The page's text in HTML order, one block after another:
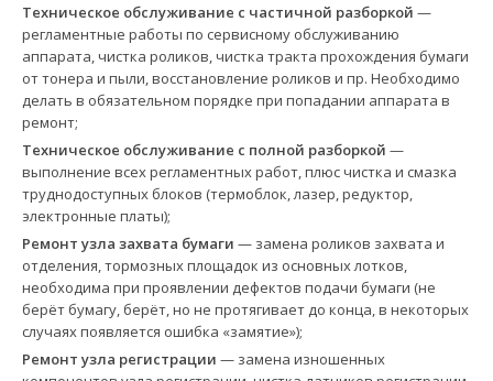
Техническое обслуживание с частичной разборкой —
регламентные работы по сервисному обслуживанию
аппарата, чистка роликов, чистка тракта прохождения бумаги
от тонера и пыли, восстановление роликов и пр. Необходимо
делать в обязательном порядке при попадании аппарата в
ремонт;
Техническое обслуживание с полной разборкой —
выполнение всех регламентных работ, плюс чистка и смазка
труднодоступных блоков (термоблок, лазер, редуктор,
электронные платы);
Ремонт узла захвата бумаги — замена роликов захвата и
отделения, тормозных площадок из основных лотков,
необходима при проявлении дефектов подачи бумаги (не
берёт бумагу, берёт, но не протягивает до конца, в некоторых
случаях появляется ошибка «замятие»);
Ремонт узла регистрации — замена изношенных